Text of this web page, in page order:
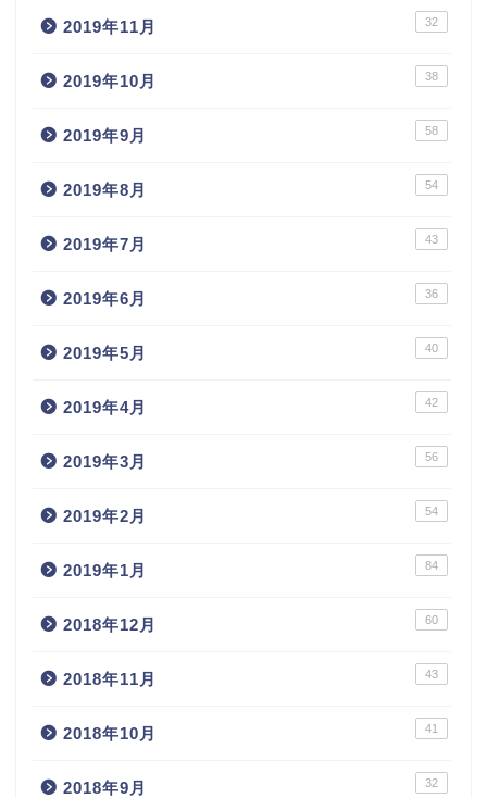
2019年11月 32
2019年10月 38
2019年9月 58
2019年8月 54
2019年7月 43
2019年6月 36
2019年5月 40
2019年4月 42
2019年3月 56
2019年2月 54
2019年1月 84
2018年12月 60
2018年11月 43
2018年10月 41
2018年9月 32